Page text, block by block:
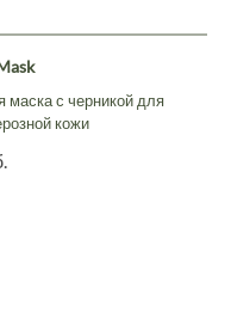
с черникой для
кожи